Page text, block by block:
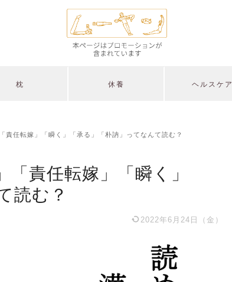
枕 休養 ヘルスケア
責任転嫁」「瞬く」「承る」「朴訥」ってなんて読む？
「責任転嫁」「瞬く」
読む？
2022年6月24日（金）